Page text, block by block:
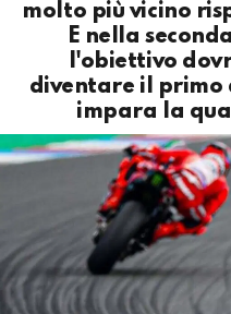
molto più vicino
E nella
l'obiettivo
diventare il primo
impara la